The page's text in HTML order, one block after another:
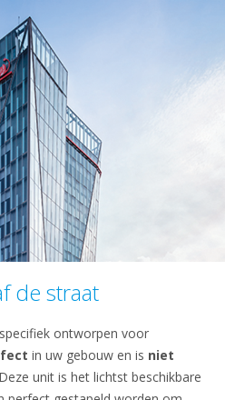
de straat
ontworpen voor
in uw gebouw en is niet
unit is het lichtst beschikbare